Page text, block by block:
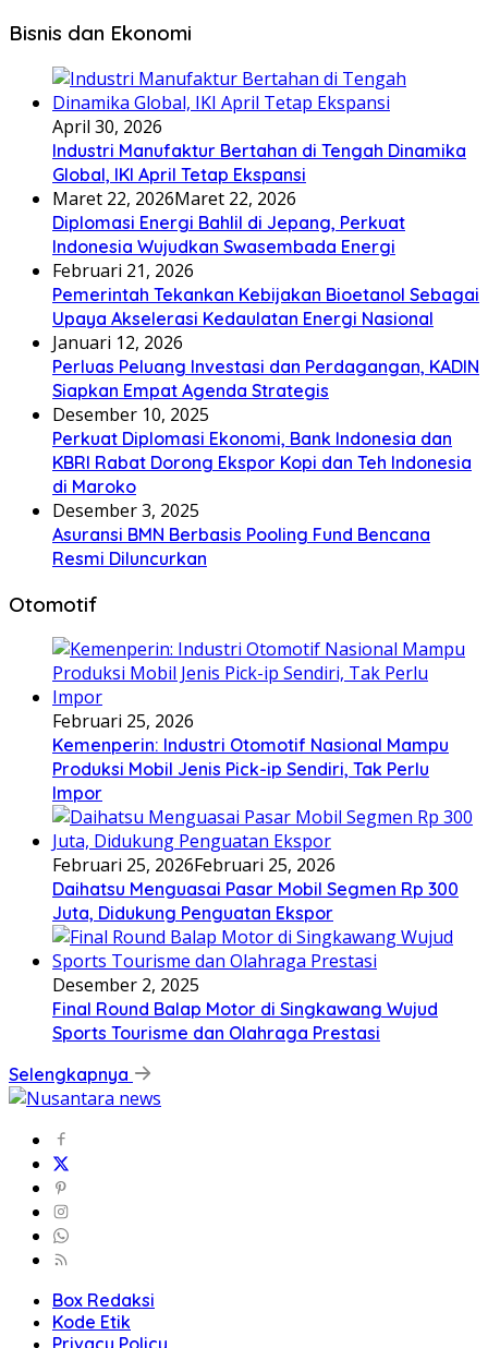
Bisnis dan Ekonomi
April 30, 2026
Industri Manufaktur Bertahan di Tengah Dinamika
Global, IKI April Tetap Ekspansi
Maret 22, 2026Maret 22, 2026
Diplomasi Energi Bahlil di Jepang, Perkuat
Indonesia Wujudkan Swasembada Energi
Februari 21, 2026
Pemerintah Tekankan Kebijakan Bioetanol Sebagai
Upaya Akselerasi Kedaulatan Energi Nasional
Januari 12, 2026
Perluas Peluang Investasi dan Perdagangan, KADIN
Siapkan Empat Agenda Strategis
Desember 10, 2025
Perkuat Diplomasi Ekonomi, Bank Indonesia dan
KBRI Rabat Dorong Ekspor Kopi dan Teh Indonesia
di Maroko
Desember 3, 2025
Asuransi BMN Berbasis Pooling Fund Bencana
Resmi Diluncurkan
Otomotif
Februari 25, 2026
Kemenperin: Industri Otomotif Nasional Mampu
Produksi Mobil Jenis Pick-ip Sendiri, Tak Perlu
Impor
Februari 25, 2026Februari 25, 2026
Daihatsu Menguasai Pasar Mobil Segmen Rp 300
Juta, Didukung Penguatan Ekspor
Desember 2, 2025
Final Round Balap Motor di Singkawang Wujud
Sports Tourisme dan Olahraga Prestasi
Selengkapnya
Box Redaksi
Kode Etik